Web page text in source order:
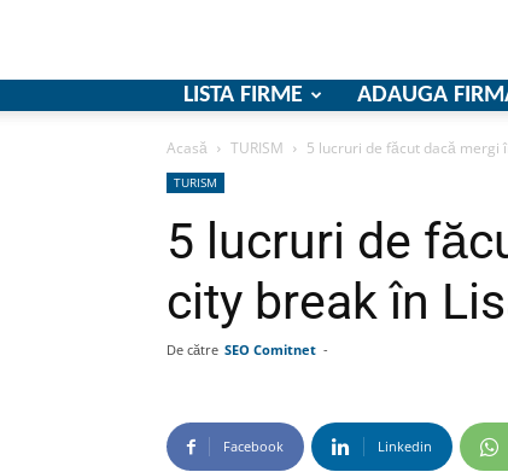
LISTA FIRME ADAUGA
Acasă TURISM 5 lucruri de făcut dacă mergi
TURISM
5 lucruri de
city break în
De către SEO Comitnet -
Facebook Linkedin